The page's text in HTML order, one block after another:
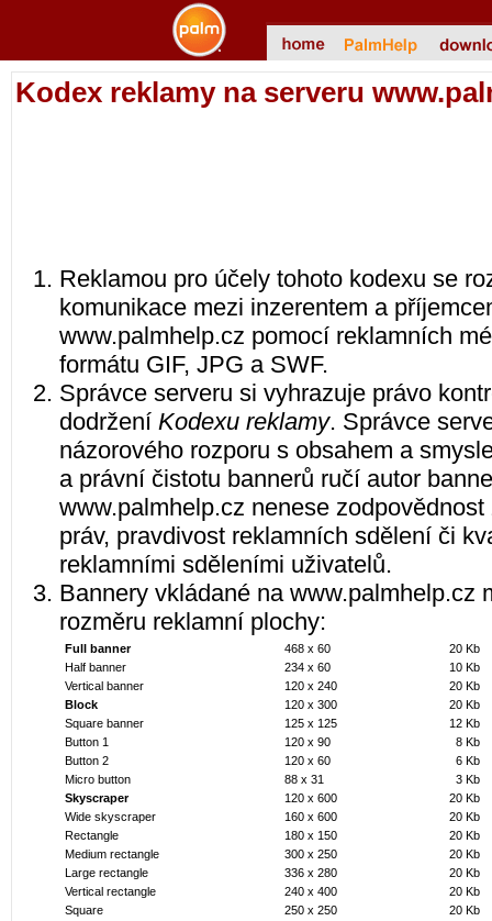
Kodex reklamy na serveru
Reklamou pro účely tohoto kodexu se
komunikace mezi inzerentem a
www.palmhelp.cz pomocí reklamních
formátu GIF, JPG a SWF.
Správce serveru si vyhrazuje právo
dodržení Kodexu reklamy. Správce
názorového rozporu s obsahem a
a právní čistotu bannerů ručí autor
www.palmhelp.cz nenese
práv, pravdivost reklamních sdělení či
reklamními sděleními uživatelů.
Bannery vkládané na www.palmhelp.cz
rozměru reklamní plochy:
Full banner 468 x 60
20 Kb
Half banner
234 x 60
10 Kb
Vertical banner
120 x 240
20 Kb
Block
120 x 300
20 Kb
Square banner
125 x 125
12 Kb
Button 1
120 x 90
8 Kb
Button 2
120 x 60
6 Kb
Micro button
88 x 31
3 Kb
Skyscraper
120 x 600
20 Kb
Wide skyscraper
160 x 600
20 Kb
Rectangle
180 x 150
20 Kb
Medium rectangle
300 x 250
20 Kb
Large rectangle
336 x 280
20 Kb
Vertical rectangle
240 x 400
20 Kb
Square
250 x 250 20 Kb